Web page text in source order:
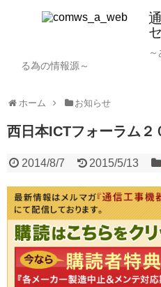
る為の情報源～
ホーム お知らせ
西日本ICTフォーラム２
2014/8/7 2015/5/13